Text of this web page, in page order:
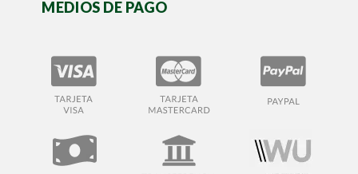
MEDIOS DE PAGO